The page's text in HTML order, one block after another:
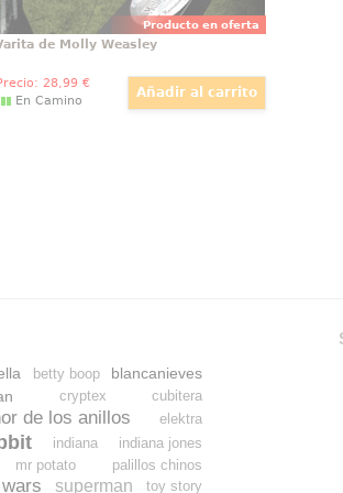
Producto en oferta
de Molly Weasley
28,99 €
En Camino
betty boop blancanieves
cryptex
cubitera
de los anillos elektra
indiana indiana jones
mr potato
palillos chinos
superman toy story